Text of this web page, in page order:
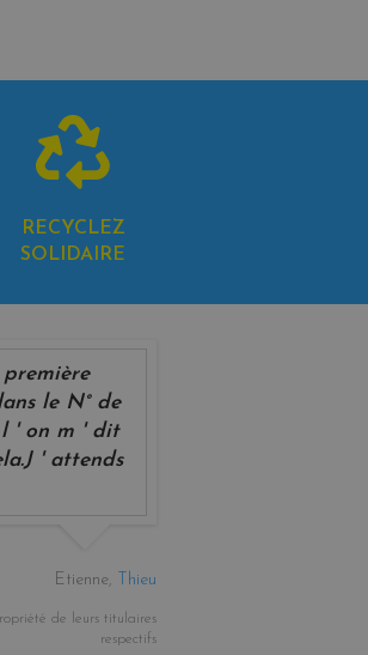
RECYCLEZ
SOLIDAIRE
le N° de
l ' on m ' dit
' attends
Etienne, Thieu
de leurs titulaires
respectifs